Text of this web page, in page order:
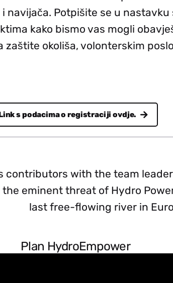
navijača. Potpišite se u nastavku
kako bismo vas mogli
zaštite okoliša, volonterskim
s podacima o registraciji ovdje.
contributors with the team
eminent threat of Hydro
last free-flowing river in
Plan HydroEmpower